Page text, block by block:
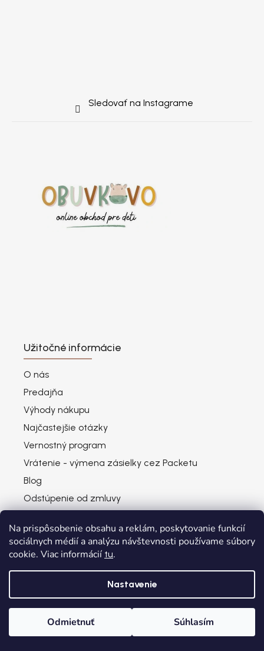
Na prispôsobenie obsahu a reklám, poskytovanie funkcií
sociálnych médií a analýzu návštevnosti používame súbory
cookie. Viac informácií tu.
Nastavenie
Odmietnuť Súhlasím
Sledovať na Instagrame
Užitočné informácie
O nás
Predajňa
Výhody nákupu
Najčastejšie otázky
Vernostný program
Vrátenie - výmena zásielky cez Packetu
Blog
Odstúpenie od zmluvy
Poštovné a doprava
Obchodné podmienky